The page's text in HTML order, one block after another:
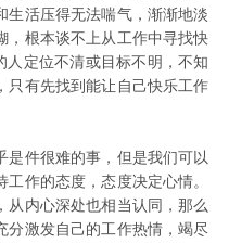
生活压得无法喘气，渐渐地淡
，根本谈不上从工作中寻找快
人定位不清或目标不明，不知
只有先找到能让自己快乐工作
件很难的事，但是我们可以
作的态度，态度决定心情。
从内心深处也相当认同，那么
分激发自己的工作热情，竭尽